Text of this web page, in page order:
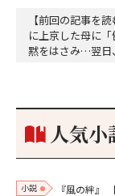
【前回の記事を
に上京した母に
黙をはさみ…翌日
個のサイコロが
人気
小説 『風の絆』